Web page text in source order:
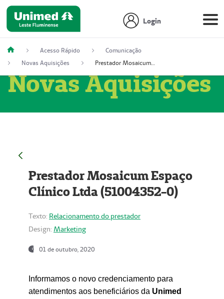
Login
Acesso Rápido
Comunicação
Novas Aquisições
Prestador Mosaicum Espaço Clínico Ltda (51004352-0)
Novas Aquisições
Prestador Mosaicum Espaço
Clínico Ltda (51004352-0)
Texto: Relacionamento do prestador
Design: Marketing
01 de outubro, 2020
Informamos o novo credenciamento para
atendimentos aos beneficiários da Unimed